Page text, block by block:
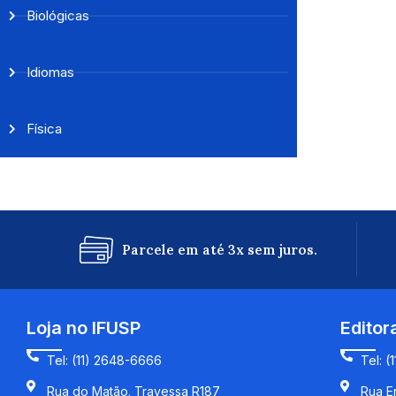
Biológicas
Idiomas
Física
Parcele em até 3x sem juros.
Loja no IFUSP
Tel: (11) 2648-6666
Rua do Matão. Travessa R187
Tel:
Rua